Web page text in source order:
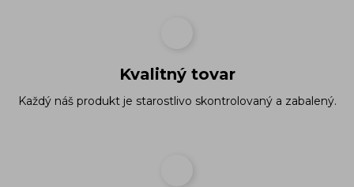
Kvalitný tovar
Každý náš produkt je starostlivo skontrolovaný a zabalený.